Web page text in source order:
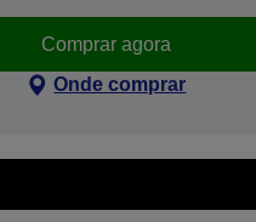
Comprar agora
Onde comprar